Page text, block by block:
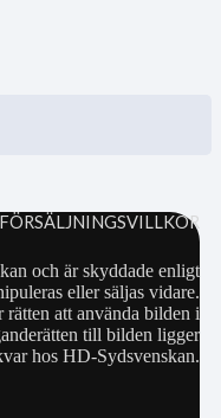
FÖRSÄLJNINGSVILLKOR
och är skyddade enligt
eller säljas vidare.
att använda bilden i
till bilden ligger
hos HD-Sydsvenskan.